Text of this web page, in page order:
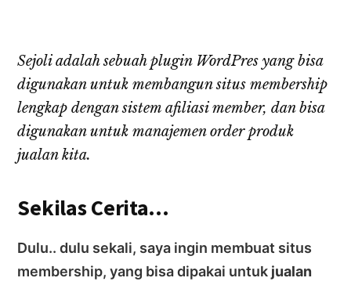
Sejoli adalah sebuah plugin WordPres yang bisa
digunakan untuk membangun situs membership
lengkap dengan sistem afiliasi member, dan bisa
digunakan untuk manajemen order produk
jualan kita.
Sekilas Cerita…
Dulu.. dulu sekali, saya ingin membuat situs
membership, yang bisa dipakai untuk jualan